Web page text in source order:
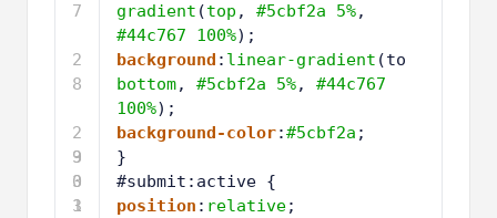
7
2
8
2
9
3
0
3
1
3
gradient (top , #5cbf2a 5%
#44c767
100%);
background : linear-gradient
bottom, #5cbf2a 5%, #44c767
100%);
background-color:#5cbf2a ;
}
#submit:active {
position : relative;